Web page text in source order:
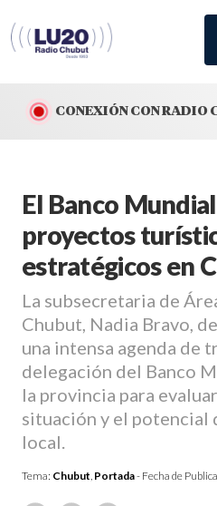
CONEXIÓN CON RADIO
El Banco
proyectos
estratégicos en
La subsecretaria de
Chubut, Nadia Bravo,
una intensa agenda de
delegación del Banco
la provincia para
situación y el
local.
Tema: Chubut, Portada- Fecha de